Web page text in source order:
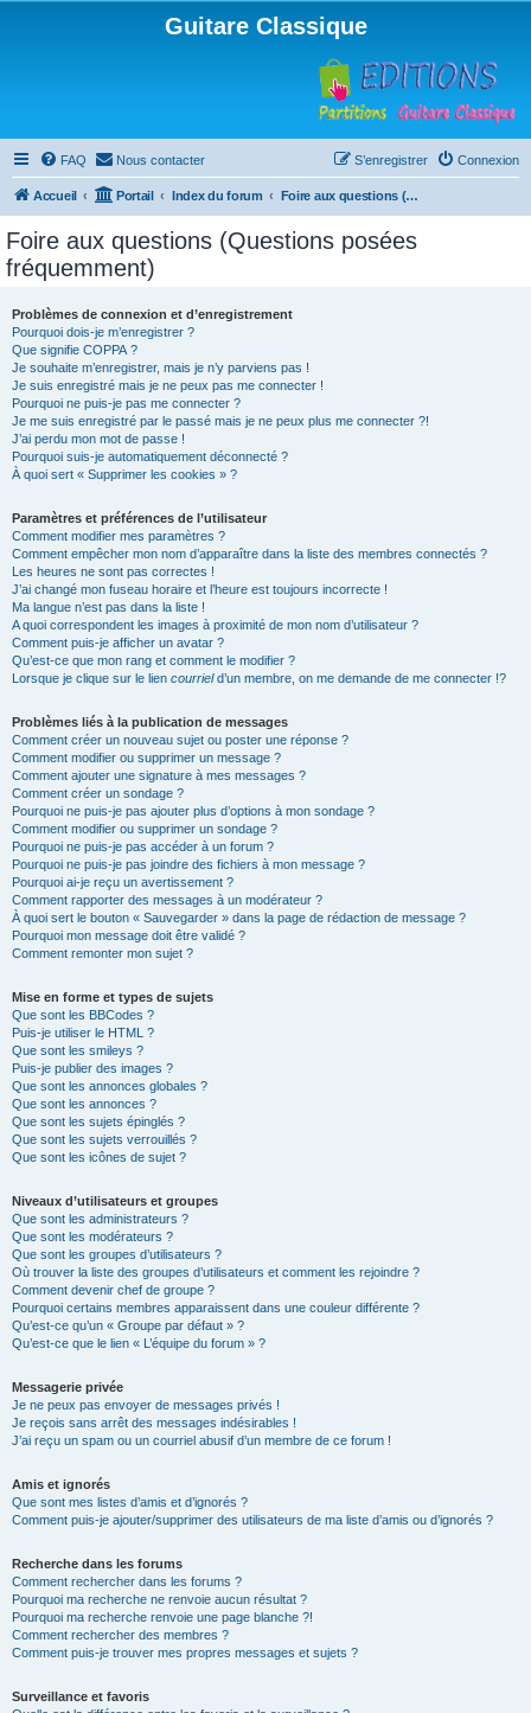
Guitare Classique
FAQ Nous contacter Connexion
S’enregistrer
Accueil Portail Index du forum Foire aux questions (Questions posées fréquemment)
Foire aux questions (Questions posées
fréquemment)
Problèmes de connexion et d’enregistrement
Pourquoi dois-je m’enregistrer ?
Que signifie COPPA ?
Je souhaite m’enregistrer, mais je n’y parviens pas !
Je suis enregistré mais je ne peux pas me connecter !
Pourquoi ne puis-je pas me connecter ?
Je me suis enregistré par le passé mais je ne peux plus me connecter ?!
J’ai perdu mon mot de passe !
Pourquoi suis-je automatiquement déconnecté ?
À quoi sert « Supprimer les cookies » ?
Paramètres et préférences de l’utilisateur
Comment modifier mes paramètres ?
Comment empêcher mon nom d’apparaître dans la liste des membres connectés ?
Les heures ne sont pas correctes !
J’ai changé mon fuseau horaire et l’heure est toujours incorrecte !
Ma langue n’est pas dans la liste !
A quoi correspondent les images à proximité de mon nom d’utilisateur ?
Comment puis-je afficher un avatar ?
Qu’est-ce que mon rang et comment le modifier ?
Lorsque je clique sur le lien courrield’un membre, on me demande de me connecter !?
Problèmes liés à la publication de messages
Comment créer un nouveau sujet ou poster une réponse ?
Comment modifier ou supprimer un message ?
Comment ajouter une signature à mes messages ?
Comment créer un sondage ?
Pourquoi ne puis-je pas ajouter plus d’options à mon sondage ?
Comment modifier ou supprimer un sondage ?
Pourquoi ne puis-je pas accéder à un forum ?
Pourquoi ne puis-je pas joindre des fichiers à mon message ?
Pourquoi ai-je reçu un avertissement ?
Comment rapporter des messages à un modérateur ?
À quoi sert le bouton « Sauvegarder » dans la page de rédaction de message ?
Pourquoi mon message doit être validé ?
Comment remonter mon sujet ?
Mise en forme et types de sujets
Que sont les BBCodes ?
Puis-je utiliser le HTML ?
Que sont les smileys ?
Puis-je publier des images ?
Que sont les annonces globales ?
Que sont les annonces ?
Que sont les sujets épinglés ?
Que sont les sujets verrouillés ?
Que sont les icônes de sujet ?
Niveaux d’utilisateurs et groupes
Que sont les administrateurs ?
Que sont les modérateurs ?
Que sont les groupes d’utilisateurs ?
Où trouver la liste des groupes d’utilisateurs et comment les rejoindre ?
Comment devenir chef de groupe ?
Pourquoi certains membres apparaissent dans une couleur différente ?
Qu’est-ce qu’un « Groupe par défaut » ?
Qu’est-ce que le lien « L’équipe du forum » ?
Messagerie privée
Je ne peux pas envoyer de messages privés !
Je reçois sans arrêt des messages indésirables !
J’ai reçu un spam ou un courriel abusif d’un membre de ce forum !
Amis et ignorés
Que sont mes listes d’amis et d’ignorés ?
Comment puis-je ajouter/supprimer des utilisateurs de ma liste d’amis ou d’ignorés ?
Recherche dans les forums
Comment rechercher dans les forums ?
Pourquoi ma recherche ne renvoie aucun résultat ?
Pourquoi ma recherche renvoie une page blanche ?!
Comment rechercher des membres ?
Comment puis-je trouver mes propres messages et sujets ?
Surveillance et favoris